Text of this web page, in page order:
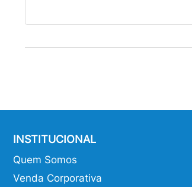
INSTITUCIONAL
Quem Somos
Venda Corporativa